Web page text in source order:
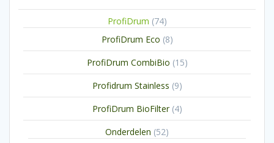
ProfiDrum 7474
ProfiDrum Eco 88
producten
ProfiDrum CombiBio 1515
producten
Profidrum Stainless 99
producten
ProfiDrum BioFilter 44
producten
Onderdelen 5252